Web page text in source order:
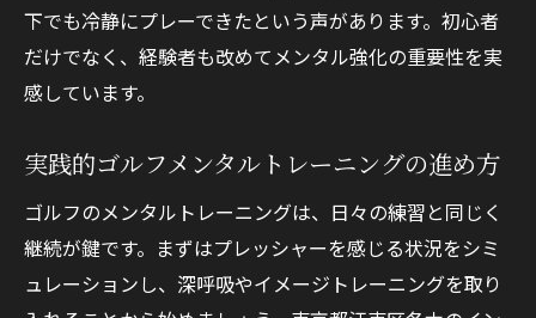
下でも冷静にプレーできたという声があります。初心者
だけでなく、経験者も改めてメンタル強化の重要性を実
感しています。
実践的ゴルフメンタルトレーニングの進め方
ゴルフのメンタルトレーニングは、日々の練習と同じく
継続が鍵です。まずはプレッシャーを感じる状況をシミ
ュレーションし、深呼吸やイメージトレーニングを取り